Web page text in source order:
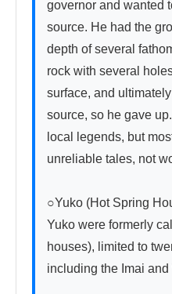
governor and wanted
source. He had the
depth of several
rock with several
surface, and
source, so he gave
local legends, but
unreliable tales, not
○Yuko (Hot Spring
Yuko were formerly
houses), limited to
including the Imai